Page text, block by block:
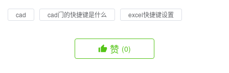
cad cad门的快捷键是什么 excel快捷键设置
赞 (0)